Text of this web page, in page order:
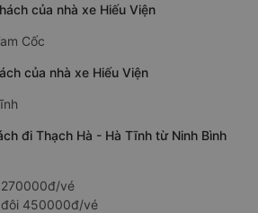
của nhà xe Hiếu Viện
Cốc
của nhà xe Hiếu Viện
đi Thạch Hà - Hà Tĩnh từ Ninh Bình
vé
450000đ/vé